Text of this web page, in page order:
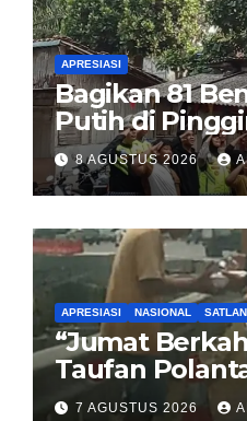
APRESIASI
Bagikan 81
Putih di
Karib BSD
Kibarkan Sang
8 AGUSTUS 2026
APRESIASI NASIONAL
“Jumat
Taufan
Bagikan Nasi
7 AGUSTUS 2026